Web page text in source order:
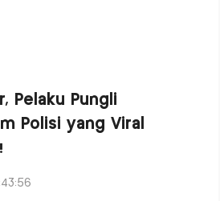
Pelaku Pungli
Polisi yang Viral